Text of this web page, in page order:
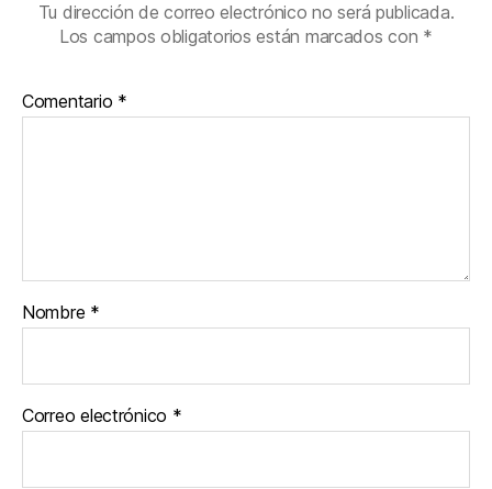
Tu dirección de correo electrónico no será publicada.
Los campos obligatorios están marcados con *
Comentario *
Nombre *
Correo electrónico *